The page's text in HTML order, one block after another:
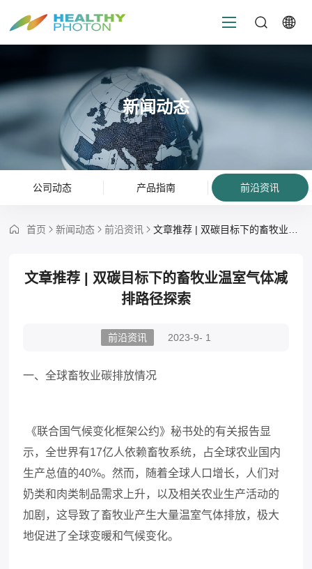
新闻动态
公司动态 产品指南 前沿资讯
首页 新闻动态 前沿资讯 文章推荐 | 双碳目标下的畜牧业温室气体减排路径探索
文章推荐 | 双碳目标下的畜牧业温室气体减
排路径探索
前沿资讯 2023-9- 1
一、全球畜牧业碳排放情况
《联合国气候变化框架公约》秘书处的有关报告显
示，全世界有17亿人依赖畜牧系统，占全球农业国内
生产总值的40%。然而，随着全球人口增长，人们对
奶类和肉类制品需求上升，以及相关农业生产活动的
加剧，这导致了畜牧业产生大量温室气体排放，极大
地促进了全球变暖和气候变化。